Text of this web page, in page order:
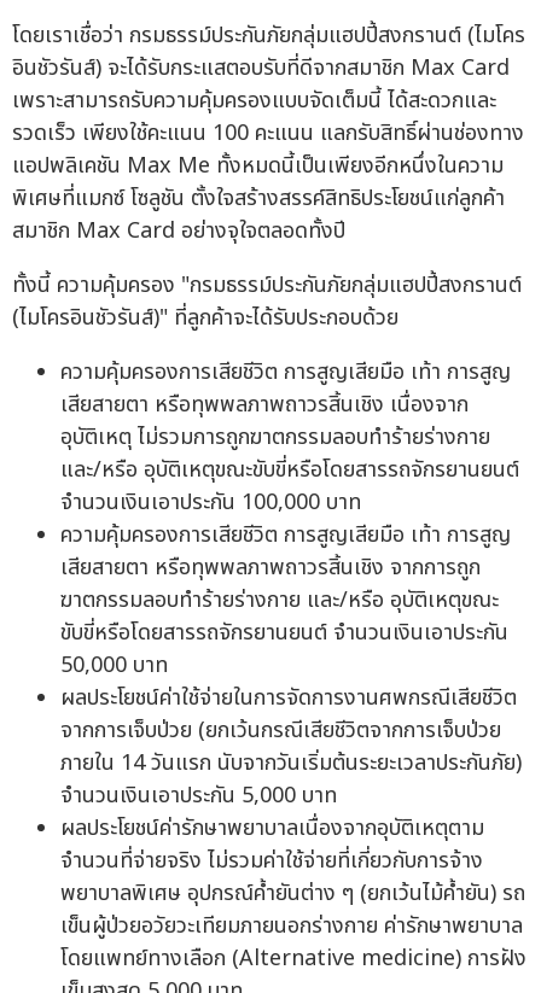
โดยเราเชื่อว่า กรมธรรม์ประกันภัยกลุ่มแฮปปี้สงกรานต์ (ไมโคร
อินชัวรันส์) จะได้รับกระแสตอบรับที่ดีจากสมาชิก Max Card
เพราะสามารถรับความคุ้มครองแบบจัดเต็มนี้ ได้สะดวกและ
รวดเร็ว เพียงใช้คะแนน 100 คะแนน แลกรับสิทธิ์ผ่านช่องทาง
แอปพลิเคชัน Max Me ทั้งหมดนี้เป็นเพียงอีกหนึ่งในความ
พิเศษที่แมกซ์ โซลูชัน ตั้งใจสร้างสรรค์สิทธิประโยชน์แก่ลูกค้า
สมาชิก Max Card อย่างจุใจตลอดทั้งปี
ทั้งนี้ ความคุ้มครอง "กรมธรรม์ประกันภัยกลุ่มแฮปปี้สงกรานต์
(ไมโครอินชัวรันส์)" ที่ลูกค้าจะได้รับประกอบด้วย
ความคุ้มครองการเสียชีวิต การสูญเสียมือ เท้า การสูญ
เสียสายตา หรือทุพพลภาพถาวรสิ้นเชิง เนื่องจาก
อุบัติเหตุ ไม่รวมการถูกฆาตกรรมลอบทำร้ายร่างกาย
และ/หรือ อุบัติเหตุขณะขับขี่หรือโดยสารรถจักรยานยนต์
จำนวนเงินเอาประกัน 100,000 บาท
ความคุ้มครองการเสียชีวิต การสูญเสียมือ เท้า การสูญ
เสียสายตา หรือทุพพลภาพถาวรสิ้นเชิง จากการถูก
ฆาตกรรมลอบทำร้ายร่างกาย และ/หรือ อุบัติเหตุขณะ
ขับขี่หรือโดยสารรถจักรยานยนต์ จำนวนเงินเอาประกัน
50,000 บาท
ผลประโยชน์ค่าใช้จ่ายในการจัดการงานศพกรณีเสียชีวิต
จากการเจ็บป่วย (ยกเว้นกรณีเสียชีวิตจากการเจ็บป่วย
ภายใน 14 วันแรก นับจากวันเริ่มต้นระยะเวลาประกันภัย)
จำนวนเงินเอาประกัน 5,000 บาท
ผลประโยชน์ค่ารักษาพยาบาลเนื่องจากอุบัติเหตุตาม
จำนวนที่จ่ายจริง ไม่รวมค่าใช้จ่ายที่เกี่ยวกับการจ้าง
พยาบาลพิเศษ อุปกรณ์ค้ำยันต่าง ๆ (ยกเว้นไม้ค้ำยัน) รถ
เข็นผู้ป่วยอวัยวะเทียมภายนอกร่างกาย ค่ารักษาพยาบาล
โดยแพทย์ทางเลือก (Alternative medicine) การฝัง